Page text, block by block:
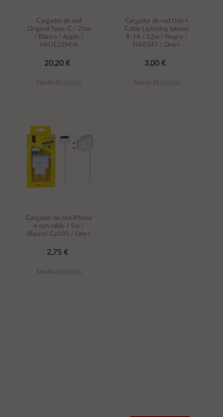
Cargador de red
Original Type-C / 20w
/ Blanco / Apple /
MHJE3ZM/A
20,20 €
Stocks (0)
Cargador de red Usb +
Cable Lightning Iphone
8-14 / 12w / Negro /
NA0347 / One+
3,00 €
Stocks (0)
Cargador de red iPhone
4 con cable / 5w /
Blanco/ Ca105 / One+
2,75 €
Stocks (0)